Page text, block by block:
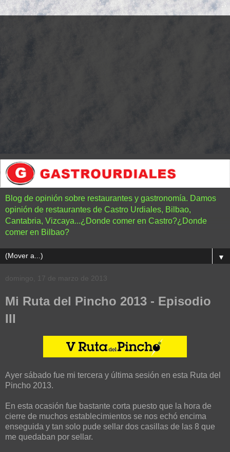
Blog de opinión sobre restaurantes y gastronomía. Damos
opinión de restaurantes de Castro Urdiales, Bilbao,
Cantabria, Vizcaya...¿Donde comer en Castro?¿Donde
comer en Bilbao?
▼
domingo, 17 de marzo de 2013
Mi Ruta del Pincho 2013 - Episodio
III
Ayer sábado fue mi tercera y última sesión en esta Ruta del
Pincho 2013.
En esta ocasión fue bastante corta puesto que la hora de
cierre de muchos establecimientos se nos echó encima
enseguida y tan solo pude sellar dos casillas de las 8 que
me quedaban por sellar.